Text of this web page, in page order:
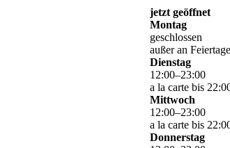
jetzt geöffnet
Montag
geschlossen
außer an
Dienstag
12:00–23:00
a la carte bis
Mittwoch
12:00–23:00
a la carte bis
Donnerstag